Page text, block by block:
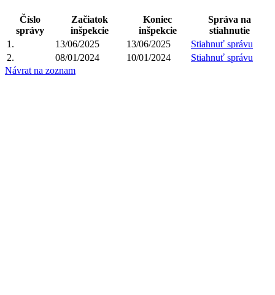
Číslo
správy
Začiatok
inšpekcie
Koniec
inšpekcie
Správa na
stiahnutie
1.
13/06/2025 13/06/2025
Stiahnuť správu
2.
08/01/2024 10/01/2024
Stiahnuť správu
Návrat na zoznam